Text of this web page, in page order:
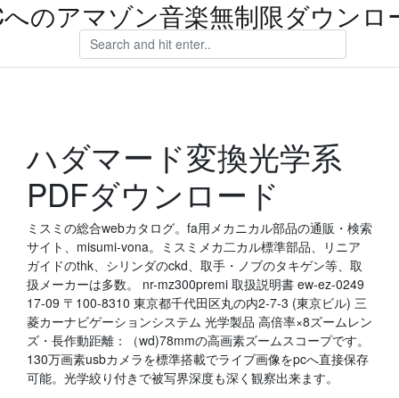
のアマゾン音楽無制限ダウンロ
ハダマード変換光学系
PDFダウンロード
ミスミの総合webカタログ。fa用メカニカル部品の通販・検索
サイト、misumi-vona。ミスミメカ二カル標準部品、リニア
ガイドのthk、シリンダのckd、取手・ノブのタキゲン等、取
扱メーカーは多数。 nr-mz300premi 取扱説明書 ew-ez-0249
17-09 〒100-8310 東京都千代田区丸の内2-7-3 (東京ビル) 三
菱カーナビゲーションシステム 光学製品 高倍率×8ズームレン
ズ・長作動距離：（wd)78mmの高画素ズームスコープです。
130万画素usbカメラを標準搭載でライブ画像をpcへ直接保存
可能。光学絞り付きで被写界深度も深く観察出来ます。